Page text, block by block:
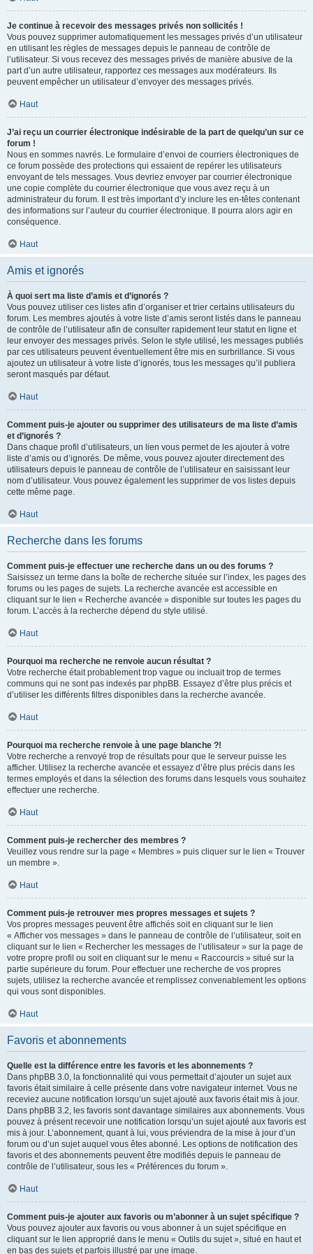
Je continue à recevoir des messages privés non sollicités !
Vous pouvez supprimer automatiquement les messages privés d’un utilisateur
en utilisant les règles de messages depuis le panneau de contrôle de
l’utilisateur. Si vous recevez des messages privés de manière abusive de la
part d’un autre utilisateur, rapportez ces messages aux modérateurs. Ils
peuvent empêcher un utilisateur d’envoyer des messages privés.
Haut
J’ai reçu un courrier électronique indésirable de la part de quelqu’un sur ce
forum !
Nous en sommes navrés. Le formulaire d’envoi de courriers électroniques de
ce forum possède des protections qui essaient de repérer les utilisateurs
envoyant de tels messages. Vous devriez envoyer par courrier électronique
une copie complète du courrier électronique que vous avez reçu à un
administrateur du forum. Il est très important d’y inclure les en-têtes contenant
des informations sur l’auteur du courrier électronique. Il pourra alors agir en
conséquence.
Haut
Amis et ignorés
À quoi sert ma liste d’amis et d’ignorés ?
Vous pouvez utiliser ces listes afin d’organiser et trier certains utilisateurs du
forum. Les membres ajoutés à votre liste d’amis seront listés dans le panneau
de contrôle de l’utilisateur afin de consulter rapidement leur statut en ligne et
leur envoyer des messages privés. Selon le style utilisé, les messages publiés
par ces utilisateurs peuvent éventuellement être mis en surbrillance. Si vous
ajoutez un utilisateur à votre liste d’ignorés, tous les messages qu’il publiera
seront masqués par défaut.
Haut
Comment puis-je ajouter ou supprimer des utilisateurs de ma liste d’amis
et d’ignorés ?
Dans chaque profil d’utilisateurs, un lien vous permet de les ajouter à votre
liste d’amis ou d’ignorés. De même, vous pouvez ajouter directement des
utilisateurs depuis le panneau de contrôle de l’utilisateur en saisissant leur
nom d’utilisateur. Vous pouvez également les supprimer de vos listes depuis
cette même page.
Haut
Recherche dans les forums
Comment puis-je effectuer une recherche dans un ou des forums ?
Saisissez un terme dans la boîte de recherche située sur l’index, les pages des
forums ou les pages de sujets. La recherche avancée est accessible en
cliquant sur le lien « Recherche avancée » disponible sur toutes les pages du
forum. L’accès à la recherche dépend du style utilisé.
Haut
Pourquoi ma recherche ne renvoie aucun résultat ?
Votre recherche était probablement trop vague ou incluait trop de termes
communs qui ne sont pas indexés par phpBB. Essayez d’être plus précis et
d’utiliser les différents filtres disponibles dans la recherche avancée.
Haut
Pourquoi ma recherche renvoie à une page blanche ?!
Votre recherche a renvoyé trop de résultats pour que le serveur puisse les
afficher. Utilisez la recherche avancée et essayez d’être plus précis dans les
termes employés et dans la sélection des forums dans lesquels vous souhaitez
effectuer une recherche.
Haut
Comment puis-je rechercher des membres ?
Veuillez vous rendre sur la page « Membres » puis cliquer sur le lien « Trouver
un membre ».
Haut
Comment puis-je retrouver mes propres messages et sujets ?
Vos propres messages peuvent être affichés soit en cliquant sur le lien
« Afficher vos messages » dans le panneau de contrôle de l’utilisateur, soit en
cliquant sur le lien « Rechercher les messages de l’utilisateur » sur la page de
votre propre profil ou soit en cliquant sur le menu « Raccourcis » situé sur la
partie supérieure du forum. Pour effectuer une recherche de vos propres
sujets, utilisez la recherche avancée et remplissez convenablement les options
qui vous sont disponibles.
Haut
Favoris et abonnements
Quelle est la différence entre les favoris et les abonnements ?
Dans phpBB 3.0, la fonctionnalité qui vous permettait d’ajouter un sujet aux
favoris était similaire à celle présente dans votre navigateur internet. Vous ne
receviez aucune notification lorsqu’un sujet ajouté aux favoris était mis à jour.
Dans phpBB 3.2, les favoris sont davantage similaires aux abonnements. Vous
pouvez à présent recevoir une notification lorsqu’un sujet ajouté aux favoris est
mis à jour. L’abonnement, quant à lui, vous préviendra de la mise à jour d’un
forum ou d’un sujet auquel vous êtes abonné. Les options de notification des
favoris et des abonnements peuvent être modifiés depuis le panneau de
contrôle de l’utilisateur, sous les « Préférences du forum ».
Haut
Comment puis-je ajouter aux favoris ou m’abonner à un sujet spécifique ?
Vous pouvez ajouter aux favoris ou vous abonner à un sujet spécifique en
cliquant sur le lien approprié dans le menu « Outils du sujet », situé en haut et
en bas des sujets et parfois illustré par une image.